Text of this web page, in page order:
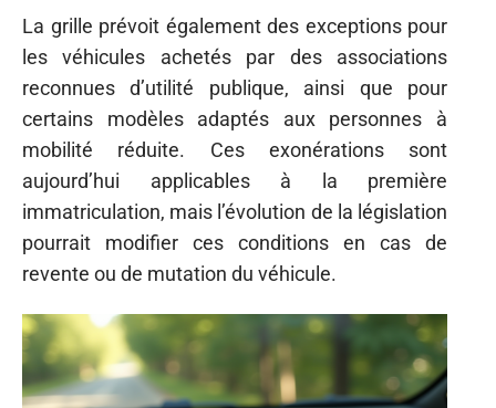
La grille prévoit également des exceptions pour
les véhicules achetés par des associations
reconnues d’utilité publique, ainsi que pour
certains modèles adaptés aux personnes à
mobilité réduite. Ces exonérations sont
aujourd’hui applicables à la première
immatriculation, mais l’évolution de la législation
pourrait modifier ces conditions en cas de
revente ou de mutation du véhicule.